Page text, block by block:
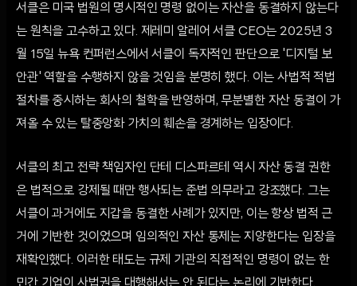
서클은 미국 법원의 명시적인 명령 없이는 자산을 동결하지 않는다
는 원칙을 고수하고 있다. 제레미 알레어 서클 CEO는 2025년 3
월 15일 뉴욕 컨퍼런스에서 서클이 독자적인 판단으로 '디지털 보
안관' 역할을 수행하지 않을 것임을 분명히 했다. 이는 사법적 적법
절차를 중시하는 회사의 철학을 반영하며, 무분별한 자산 동결이 가
져올 수 있는 탈중앙화 가치의 훼손을 경계하는 입장이다.
서클의 최고 전략 책임자인 단테 디스파르테 역시 자산 동결 권한
은 법적으로 강제될 때만 행사되는 준법 의무라고 강조했다. 그는
서클이 과거에도 지갑을 동결한 사례가 있지만, 이는 항상 법적 근
거에 기반한 것이었으며 임의적인 자산 통제는 지양한다는 입장을
재확인했다. 이러한 태도는 규제 기관의 직접적인 명령이 없는 한